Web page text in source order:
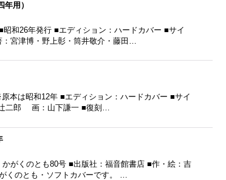
用）
和26年発行 ■エディション：ハードカバー ■サイ
宮津博・野上彰・筒井敬介・藤田…
は昭和12年 ■エディション：ハードカバー ■サイ
辻二郎 画：山下謙一 ■復刻…
がくのとも80号 ■出版社：福音館書店 ■作・絵：吉
くのとも・ソフトカバーです。 …